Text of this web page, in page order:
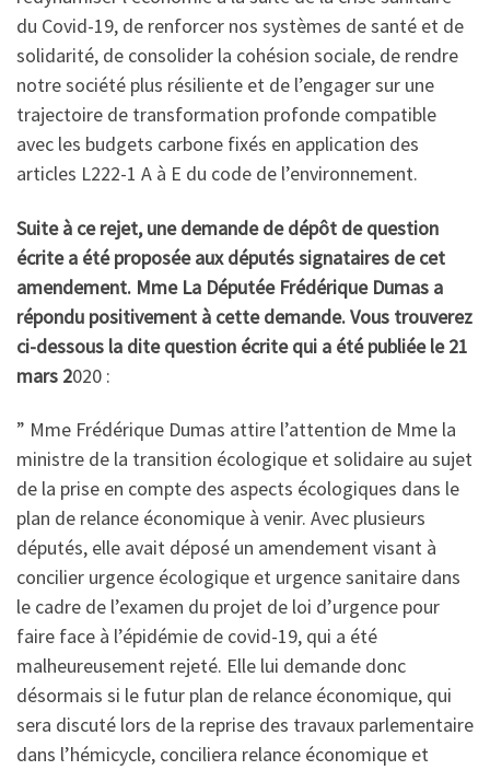
du Covid-19, de renforcer nos systèmes de santé et de
solidarité, de consolider la cohésion sociale, de rendre
notre société plus résiliente et de l’engager sur une
trajectoire de transformation profonde compatible
avec les budgets carbone fixés en application des
articles L222-1 A à E du code de l’environnement.
Suite à ce rejet, une demande de dépôt de question
écrite a été proposée aux députés signataires de cet
amendement. Mme La Députée Frédérique Dumas a
répondu positivement à cette demande. Vous trouverez
ci-dessous la dite question écrite qui a été publiée le 21
mars 2020 :
” Mme Frédérique Dumas attire l’attention de Mme la
ministre de la transition écologique et solidaire au sujet
de la prise en compte des aspects écologiques dans le
plan de relance économique à venir. Avec plusieurs
députés, elle avait déposé un amendement visant à
concilier urgence écologique et urgence sanitaire dans
le cadre de l’examen du projet de loi d’urgence pour
faire face à l’épidémie de covid-19, qui a été
malheureusement rejeté. Elle lui demande donc
désormais si le futur plan de relance économique, qui
sera discuté lors de la reprise des travaux parlementaire
dans l’hémicycle, conciliera relance économique et